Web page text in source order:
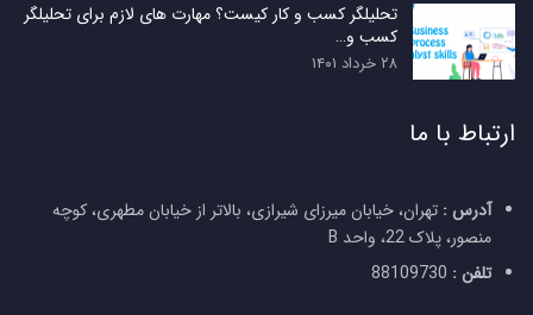
تحلیلگر کسب و کار کیست؟ مهارت های لازم برای تحلیلگر
کسب و…
۲۸ خرداد ۱۴۰۱
ارتباط با ما
آدرس : تهران، خیابان میرزای شیرازی، بالاتر از خیابان مطهری، کوچه
منصور، پلاک 22، واحد B
تلفن :